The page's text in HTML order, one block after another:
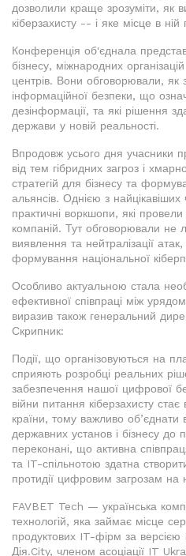
дозволили краще зрозуміти, як
кіберзахисту -- і яке місце в ній
Конференція об'єднала
бізнесу, міжнародних
центрів. Вони обговорювали,
інформаційної безпеки, що
дезінформації, та які рішення
держави у новій реальності.
Впродовж усього дня учасники
від тем гібридних загроз і
стратегій для бізнесу та
альянсів. Однією з
практичні воркшопи, які
компаній. Тут обговорювали не
виявлення та нейтралізації атак,
формування національної
Особливо актуальною стала
ефективної співпраці між
виразив також генеральний
Скрипник:
Події, що організовуються на
сприяють розробці реальних
забезпечення нашої цифрової
війни питання кіберзахисту
країни, тому важливо об’єднати
державних установ і бізнесу до
переконані, що активна
та IT-спільнотою здатна
протидії цифровим загрозам на
FAVBET Tech — українська
технологій, яка займає місце
продуктових IT-фірм за
Дія.City, членом асоціації IT